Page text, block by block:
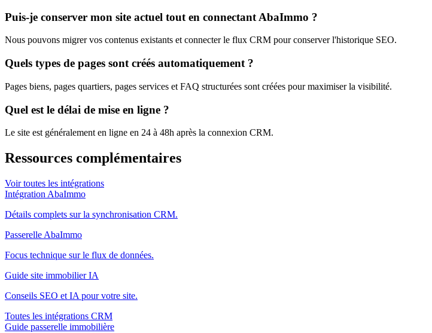
Puis-je conserver mon site actuel tout en connectant AbaImmo ?
Nous pouvons migrer vos contenus existants et connecter le flux CRM pour conserver l'historique SEO.
Quels types de pages sont créés automatiquement ?
Pages biens, pages quartiers, pages services et FAQ structurées sont créées pour maximiser la visibilité.
Quel est le délai de mise en ligne ?
Le site est généralement en ligne en 24 à 48h après la connexion CRM.
Ressources complémentaires
Voir toutes les intégrations
Intégration AbaImmo
Détails complets sur la synchronisation CRM.
Passerelle AbaImmo
Focus technique sur le flux de données.
Guide site immobilier IA
Conseils SEO et IA pour votre site.
Toutes les intégrations CRM
Guide passerelle immobilière